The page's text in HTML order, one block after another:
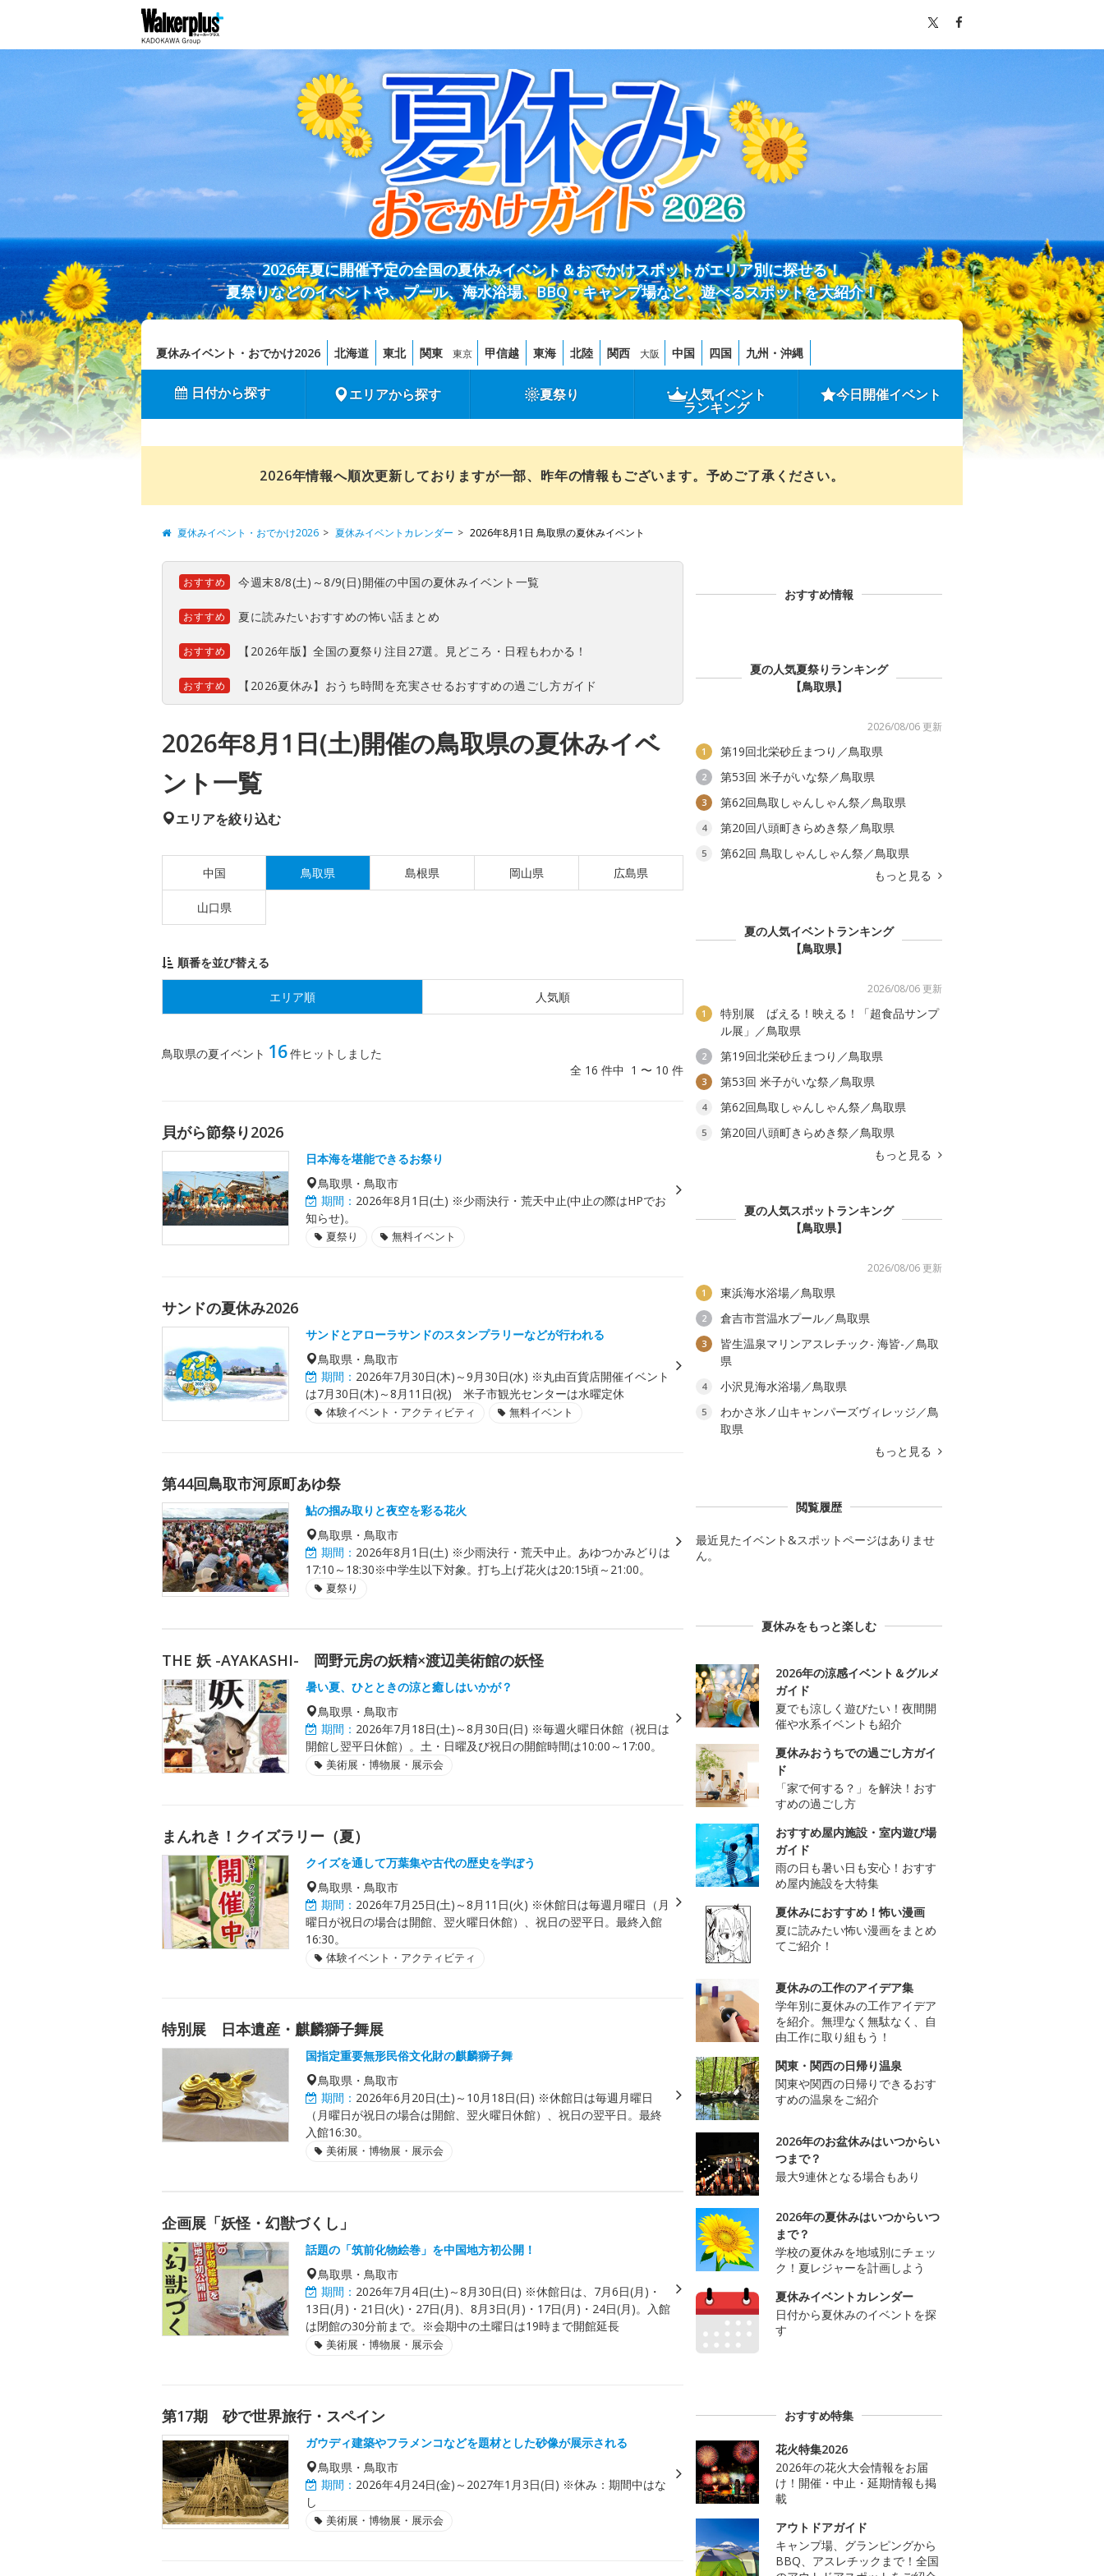
2026年夏に開催予定の全国の夏休みイベント＆おでかけスポットがエリア別に探せる！
夏祭りなどのイベントや、プール、海水浴場、BBQ・キャンプ場など、遊べるスポットを大紹介！
夏休みイベント・おでかけ2026 北海道 東北 関東 東京 甲信越 東海 北陸 関西 大阪 中国 四国 九州・沖縄
日付から探す エリアから探す 夏祭り 人気イベント
ランキング
今日開催イベント
2026年情報へ順次更新しておりますが一部、昨年の情報もございます。予めご了承ください。
夏休みイベント・おでかけ2026 夏休みイベントカレンダー 2026年8月1日 鳥取県の夏休みイベント
おすすめ 今週末8/8(土)～8/9(日)開催の中国の夏休みイベント一覧
おすすめ 夏に読みたいおすすめの怖い話まとめ
おすすめ 【2026年版】全国の夏祭り注目27選。見どころ・日程もわかる！
おすすめ 【2026夏休み】おうち時間を充実させるおすすめの過ごし方ガイド
2026年8月1日(土)開催の鳥取県の夏休みイベ
ント一覧
エリアを絞り込む
中国 鳥取県 島根県 岡山県 広島県
山口県
順番を並び替える
エリア順 人気順
鳥取県の夏イベント 16件ヒットしました
全 16 件中 1 〜 10 件
貝がら節祭り2026
日本海を堪能できるお祭り
鳥取県・鳥取市
期間： 2026年8月1日(土) ※少雨決行・荒天中止(中止の際はHPでお
知らせ)。
夏祭り 無料イベント
サンドの夏休み2026
サンドとアローラサンドのスタンプラリーなどが行われる
鳥取県・鳥取市
期間： 2026年7月30日(木)～9月30日(水) ※丸由百貨店開催イベント
は7月30日(木)～8月11日(祝) 米子市観光センターは水曜定休
体験イベント・アクティビティ 無料イベント
第44回鳥取市河原町あゆ祭
鮎の掴み取りと夜空を彩る花火
鳥取県・鳥取市
期間： 2026年8月1日(土) ※少雨決行・荒天中止。あゆつかみどりは
17:10～18:30※中学生以下対象。打ち上げ花火は20:15頃～21:00。
夏祭り
THE 妖 -AYAKASHI- 岡野元房の妖精×渡辺美術館の妖怪
暑い夏、ひとときの涼と癒しはいかが？
鳥取県・鳥取市
期間： 2026年7月18日(土)～8月30日(日) ※毎週火曜日休館（祝日は
開館し翌平日休館）。土・日曜及び祝日の開館時間は10:00～17:00。
美術展・博物展・展示会
まんれき！クイズラリー（夏）
クイズを通して万葉集や古代の歴史を学ぼう
鳥取県・鳥取市
期間： 2026年7月25日(土)～8月11日(火) ※休館日は毎週月曜日（月
曜日が祝日の場合は開館、翌火曜日休館）、祝日の翌平日。最終入館
16:30。
体験イベント・アクティビティ
特別展 日本遺産・麒麟獅子舞展
国指定重要無形民俗文化財の麒麟獅子舞
鳥取県・鳥取市
期間： 2026年6月20日(土)～10月18日(日) ※休館日は毎週月曜日
（月曜日が祝日の場合は開館、翌火曜日休館）、祝日の翌平日。最終
入館16:30。
美術展・博物展・展示会
企画展「妖怪・幻獣づくし」
話題の「筑前化物絵巻」を中国地方初公開！
鳥取県・鳥取市
期間： 2026年7月4日(土)～8月30日(日) ※休館日は、7月6日(月)・
13日(月)・21日(火)・27日(月)、8月3日(月)・17日(月)・24日(月)。入館
は閉館の30分前まで。※会期中の土曜日は19時まで開館延長
美術展・博物展・展示会
第17期 砂で世界旅行・スペイン
ガウディ建築やフラメンコなどを題材とした砂像が展示される
鳥取県・鳥取市
期間： 2026年4月24日(金)～2027年1月3日(日) ※休み：期間中はな
し
美術展・博物展・展示会
おすすめ情報
夏の人気夏祭りランキング
【鳥取県】
2026/08/06 更新
1 第19回北栄砂丘まつり／鳥取県
2 第53回 米子がいな祭／鳥取県
3 第62回鳥取しゃんしゃん祭／鳥取県
4 第20回八頭町きらめき祭／鳥取県
5
第62回 鳥取しゃんしゃん祭／鳥取県
もっと見る
夏の人気イベントランキング
【鳥取県】
2026/08/06 更新
1
特別展 ばえる！映える！「超食品サンプ
ル展」／鳥取県
2 第19回北栄砂丘まつり／鳥取県
3 第53回 米子がいな祭／鳥取県
4 第62回鳥取しゃんしゃん祭／鳥取県
5
第20回八頭町きらめき祭／鳥取県
もっと見る
夏の人気スポットランキング
【鳥取県】
2026/08/06 更新
1 東浜海水浴場／鳥取県
2 倉吉市営温水プール／鳥取県
3
皆生温泉マリンアスレチック- 海皆-／鳥取
県
4 小沢見海水浴場／鳥取県
5
わかさ氷ノ山キャンパーズヴィレッジ／鳥
取県
もっと見る
閲覧履歴
最近見たイベント&スポットページはありませ
ん。
夏休みをもっと楽しむ
2026年の涼感イベント＆グルメ
ガイド
夏でも涼しく遊びたい！夜間開
催や水系イベントも紹介
夏休みおうちでの過ごし方ガイ
ド
「家で何する？」を解決！おす
すめの過ごし方
おすすめ屋内施設・室内遊び場
ガイド
雨の日も暑い日も安心！おすす
め屋内施設を大特集
夏休みにおすすめ！怖い漫画
夏に読みたい怖い漫画をまとめ
てご紹介！
夏休みの工作のアイデア集
学年別に夏休みの工作アイデア
を紹介。無理なく無駄なく、自
由工作に取り組もう！
関東・関西の日帰り温泉
関東や関西の日帰りできるおす
すめの温泉をご紹介
2026年のお盆休みはいつからい
つまで？
最大9連休となる場合もあり
2026年の夏休みはいつからいつ
まで？
学校の夏休みを地域別にチェッ
ク！夏レジャーを計画しよう
夏休みイベントカレンダー
日付から夏休みのイベントを探
す
おすすめ特集
花火特集2026
2026年の花火大会情報をお届
け！開催・中止・延期情報も掲
載
アウトドアガイド
キャンプ場、グランピングから
BBQ、アスレチックまで！全国